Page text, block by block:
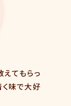
てもらっ
く味で大好